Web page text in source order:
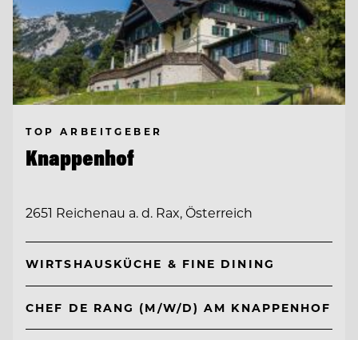
TOP ARBEITGEBER
Knappenhof
2651 Reichenau a. d. Rax, Österreich
WIRTSHAUSKÜCHE & FINE DINING
CHEF DE RANG (M/W/D) AM KNAPPENHOF